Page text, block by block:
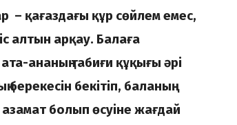
– қағаздағы құр сөйлем емес,
алтын арқау. Балаға
ананың табиғи құқығы әрі
бекітіп, баланың
азамат болып өсуіне жағдай